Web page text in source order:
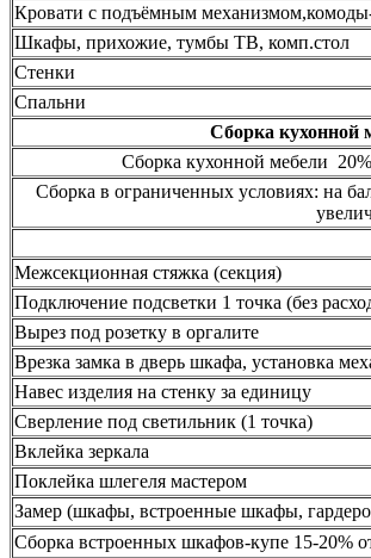
Кровати с подъёмным
Шкафы, прихожие, тумбы ТВ, комп.стол
Стенки
Спальни
Сборка кухонной
Сборка кухонной мебели
Сборка в ограниченных условиях: на
Межсекционная стяжка (секция)
Подключение подсветки 1 точка (без
Вырез под розетку в оргалите
Врезка замка в дверь шкафа, установка
Навес изделия на стенку за единицу
Сверление под светильник (1 точка)
Вклейка зеркала
Поклейка шлегеля мастером
Замер (шкафы, встроенные шкафы,
Сборка встроенных шкафов-купе 15-20%